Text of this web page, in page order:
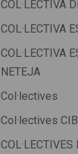
COL·LECTIVA
COL·LECTIVA
COL·LECTIVA
NETEJA
Col·lectives
Col·lectives CIB